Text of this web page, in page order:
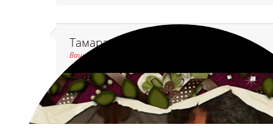
Тамара и Федя Векю
Ваш комментарий ожидает модерации
Спасибо очень красиво